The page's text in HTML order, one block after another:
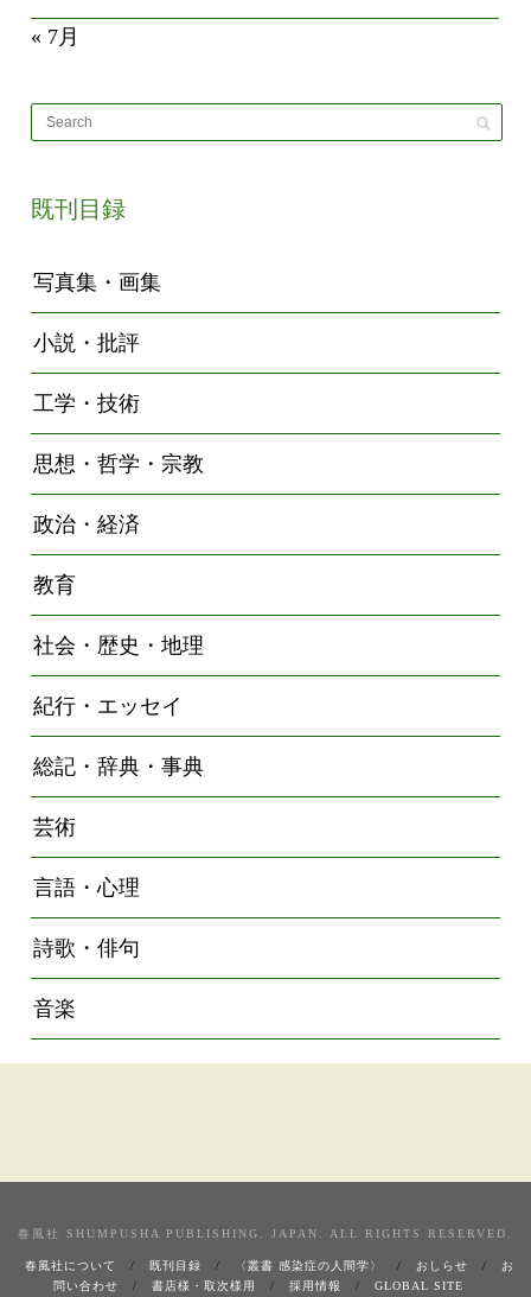
« 7月
既刊目録
写真集・画集
小説・批評
工学・技術
思想・哲学・宗教
政治・経済
教育
社会・歴史・地理
紀行・エッセイ
総記・辞典・事典
芸術
言語・心理
詩歌・俳句
音楽
春風社 SHUMPUSHA PUBLISHING. JAPAN. ALL RIGHTS RESERVED.
春風社について 既刊目録 〈叢書 感染症の人間学〉 おしらせ
お
問い合わせ
書店様・取次様用 採用情報 GLOBAL SITE